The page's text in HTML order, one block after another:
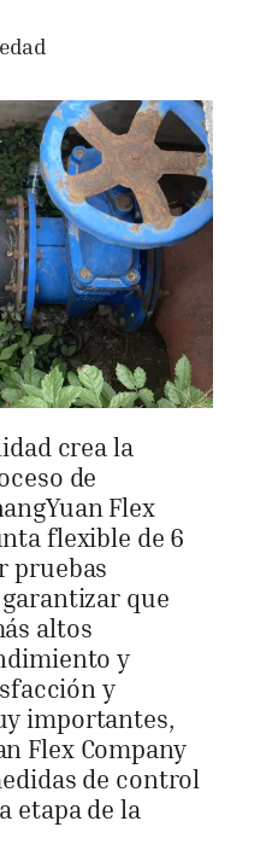
crea la
de
Flex
flexible de 6
pruebas
que
altos
y
y
importantes,
Flex Company
de control
etapa de la